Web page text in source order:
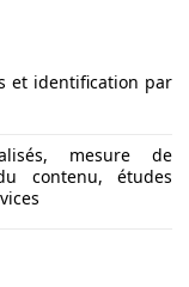
120
et identification par
mesure de
contenu, études